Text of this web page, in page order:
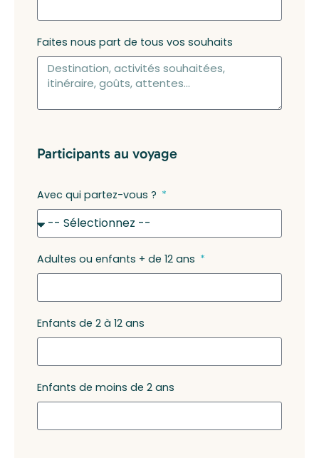
Faites nous part de tous vos souhaits
Participants au voyage
Avec qui partez-vous ?
Adultes ou enfants + de 12 ans
Enfants de 2 à 12 ans
Enfants de moins de 2 ans